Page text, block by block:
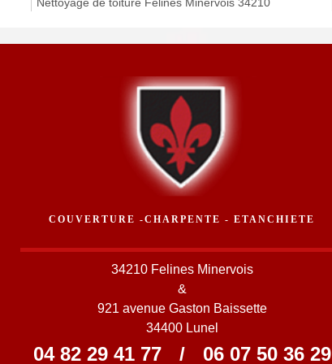
COUVERTURE -CHARPENTE - ETANCHIETE
34210 Felines Minervois
&
921 avenue Gaston Baissette
34400 Lunel
04 82 29 41 77 / 06 07 50 36 29